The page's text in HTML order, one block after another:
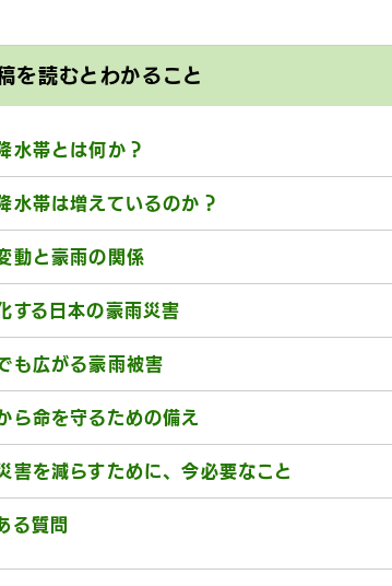
を読むとわかること
水帯とは何か？
水帯は増えているのか？
動と豪雨の関係
する日本の豪雨災害
も広がる豪雨被害
ら命を守るための備え
害を減らすために、今必要なこと
る質問